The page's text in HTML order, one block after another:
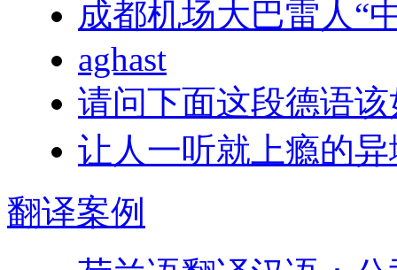
成都机场大巴雷人“
aghast
请问下面这段德语
让人一听就上瘾的
翻译案例